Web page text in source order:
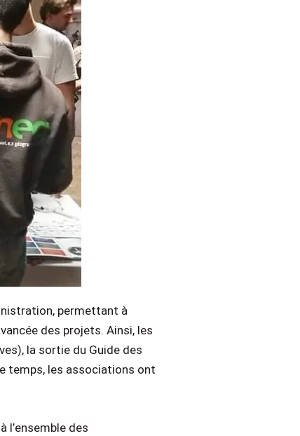
permettant à
des projets. Ainsi, les
la sortie du Guide des
temps, les associations ont
l’ensemble des